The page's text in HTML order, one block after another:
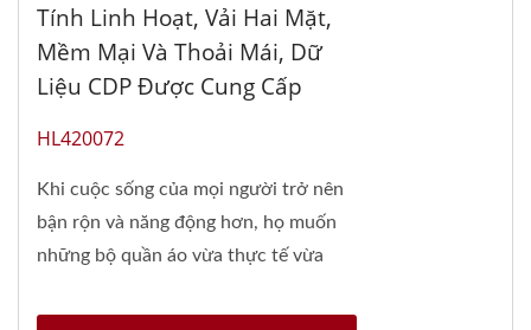
Tính Linh Hoạt, Vải Hai Mặt,
Mềm Mại Và Thoải Mái, Dữ
Liệu CDP Được Cung Cấp
HL420072
Khi cuộc sống của mọi người trở nên
bận rộn và năng động hơn, họ muốn
những bộ quần áo vừa thực tế vừa